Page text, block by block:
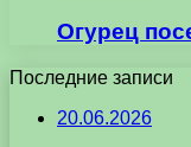
Огурец
Последние записи
20.06.2026